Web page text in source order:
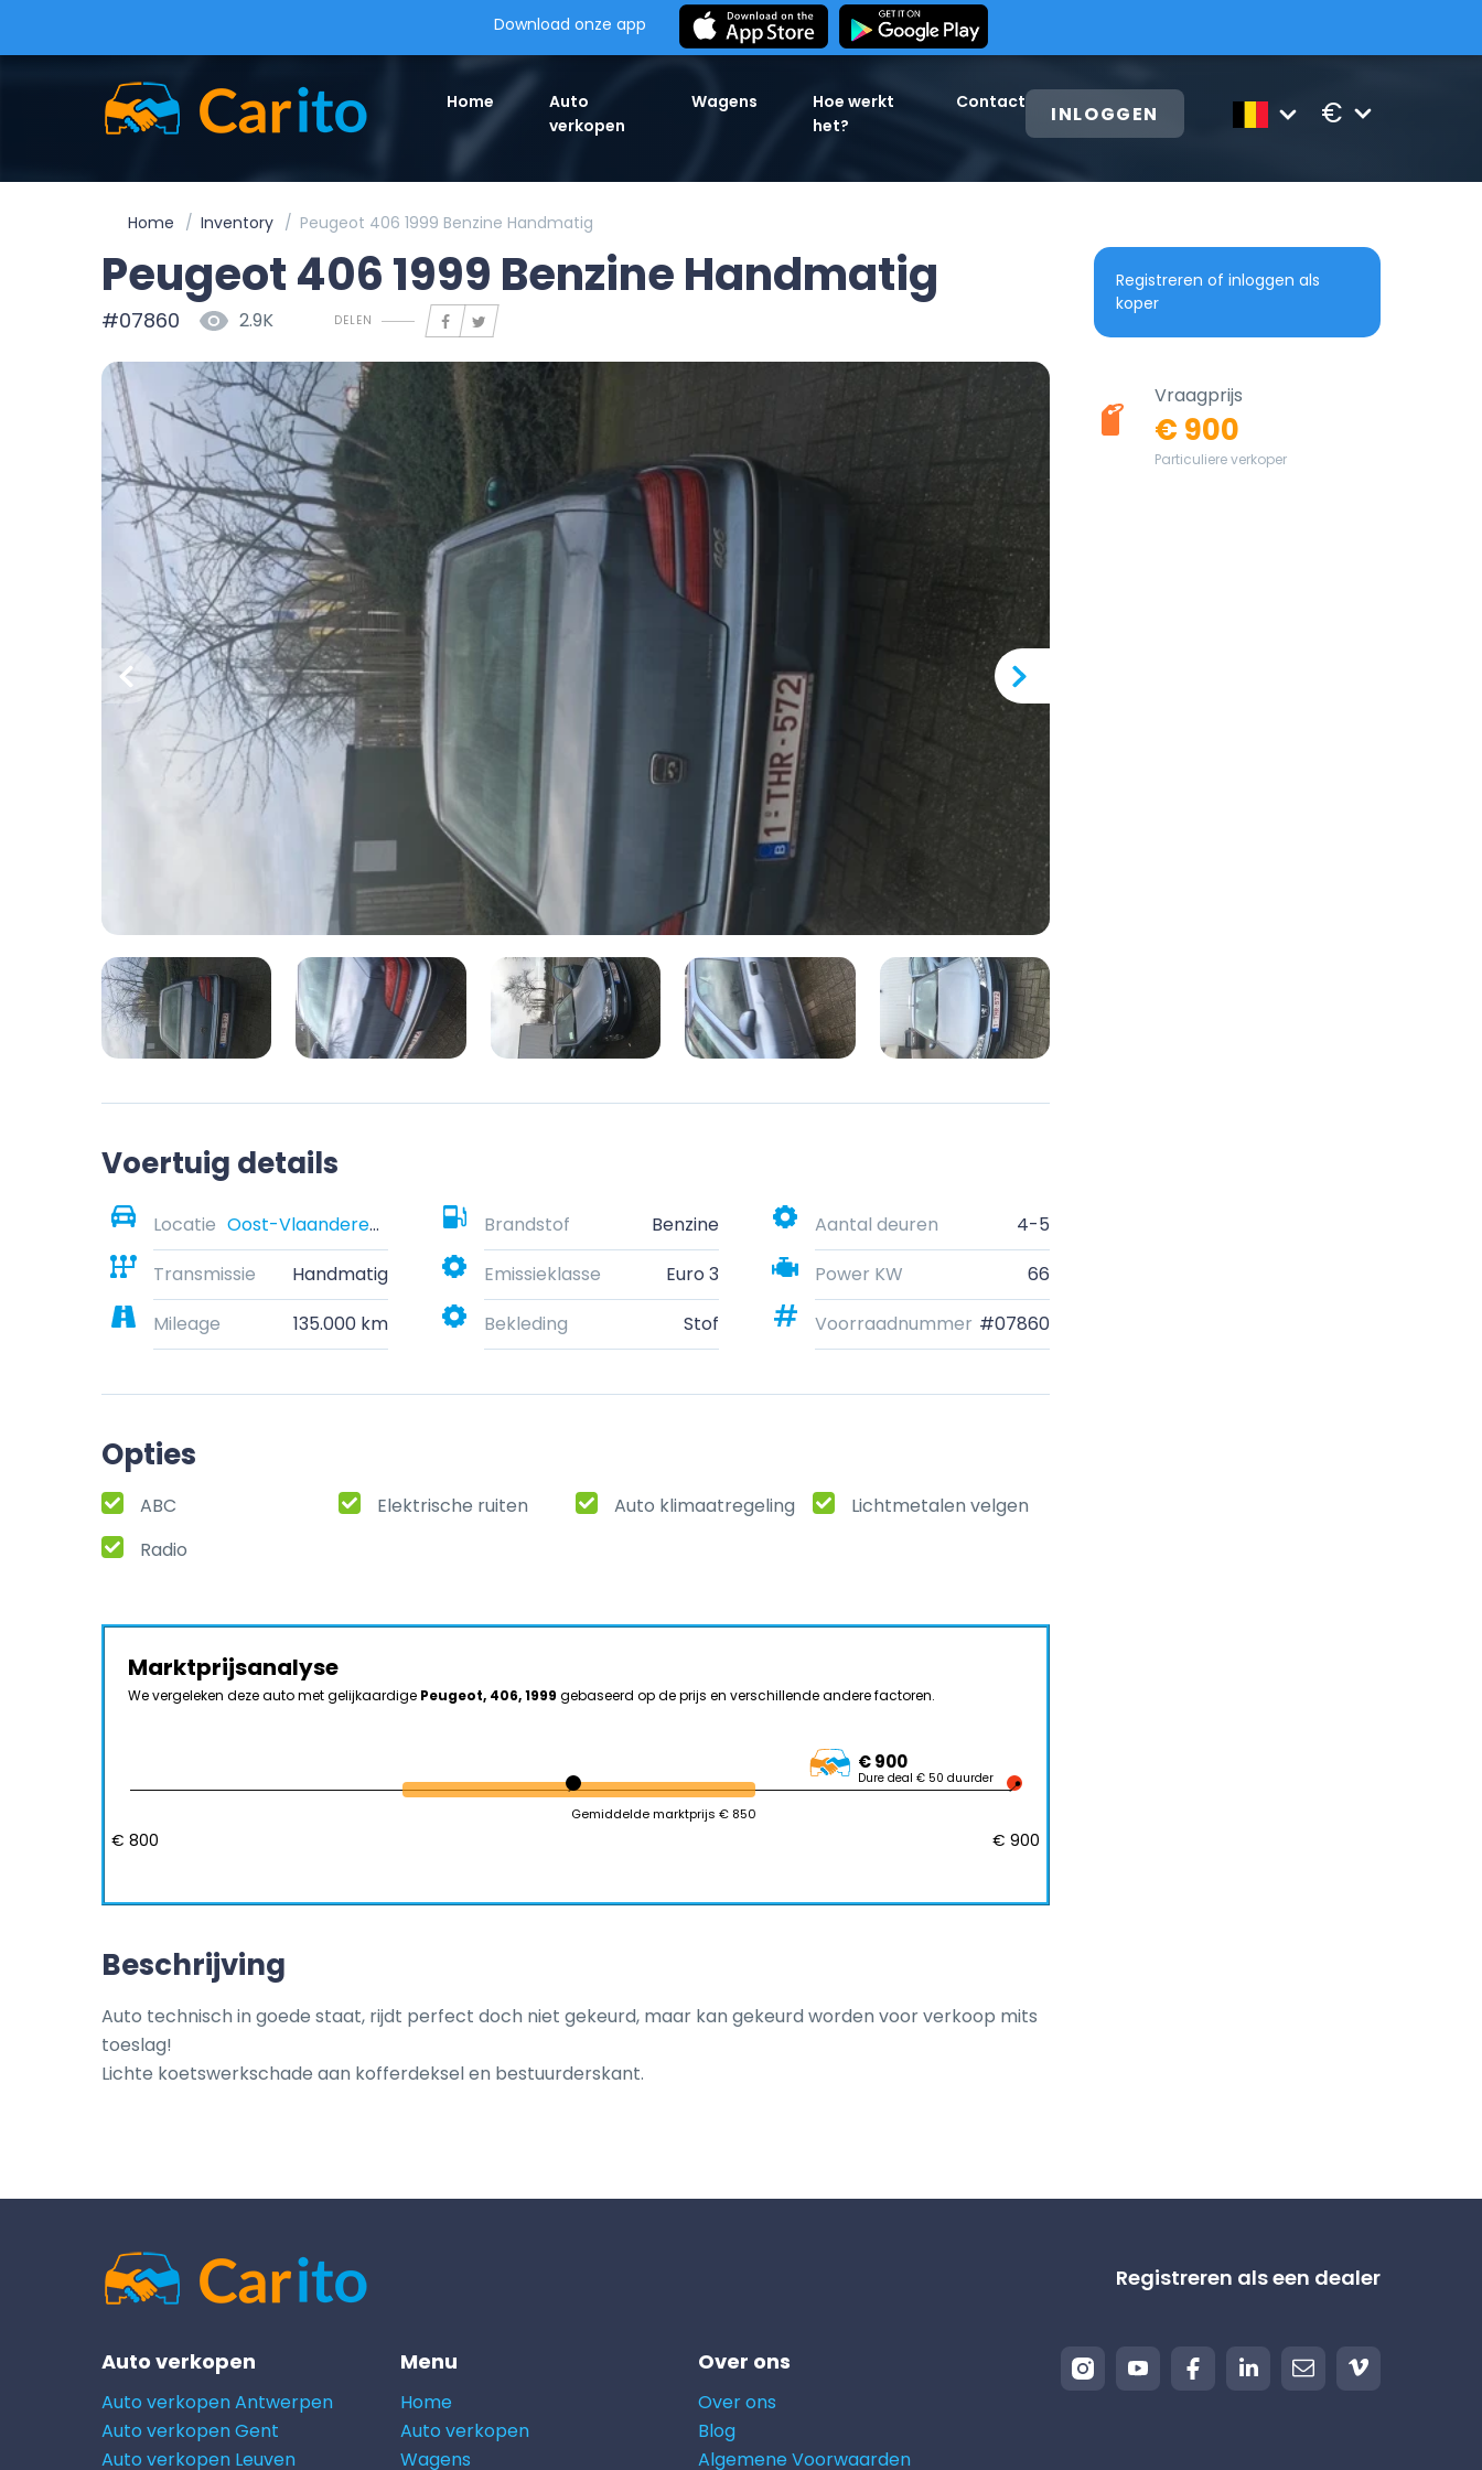
Download onze app
Home
Auto
verkopen
Wagens
Hoe werkt
het?
Contact INLOGGEN €
Home Inventory Peugeot 406 1999 Benzine Handmatig
Peugeot 406 1999 Benzine Handmatig
#07860 2.9K DELEN
Voertuig details
Locatie Oost-Vlaanderen, België Brandstof Benzine Aantal deuren
4-5
Transmissie
Handmatig Emissieklasse Euro 3 Power KW
66
Mileage
135.000 km Bekleding Stof Voorraadnummer #07860
Opties
ABC Elektrische ruiten Auto klimaatregeling
Lichtmetalen velgen
Radio
Marktprijsanalyse
We vergeleken deze auto met gelijkaardige Peugeot, 406, 1999 gebaseerd op de prijs en verschillende andere factoren.
€ 900
Dure deal € 50 duurder
Gemiddelde marktprijs € 850
€ 800 € 900
Beschrijving
Auto technisch in goede staat, rijdt perfect doch niet gekeurd, maar kan gekeurd worden voor verkoop mits
toeslag!
Lichte koetswerkschade aan kofferdeksel en bestuurderskant.
Registreren of inloggen als
koper
Vraagprijs
€ 900
Particuliere verkoper
Registreren als een dealer
Auto verkopen
Auto verkopen Antwerpen
Auto verkopen Gent
Auto verkopen Leuven
Menu
Home
Auto verkopen
Wagens
Over ons
Over ons
Blog
Algemene Voorwaarden